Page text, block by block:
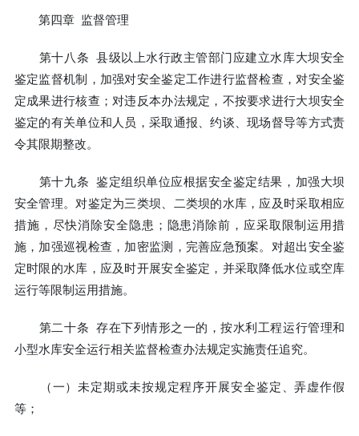
第四章 监督管理
第十八条 县级以上水行政主管部门应建立水库大坝安全
鉴定监督机制，加强对安全鉴定工作进行监督检查，对安全鉴
定成果进行核查；对违反本办法规定，不按要求进行大坝安全
鉴定的有关单位和人员，采取通报、约谈、现场督导等方式责
令其限期整改。
第十九条 鉴定组织单位应根据安全鉴定结果，加强大坝
安全管理。对鉴定为三类坝、二类坝的水库，应及时采取相应
措施，尽快消除安全隐患；隐患消除前，应采取限制运用措
施，加强巡视检查，加密监测，完善应急预案。对超出安全鉴
定时限的水库，应及时开展安全鉴定，并采取降低水位或空库
运行等限制运用措施。
第二十条 存在下列情形之一的，按水利工程运行管理和
小型水库安全运行相关监督检查办法规定实施责任追究。
（一）未定期或未按规定程序开展安全鉴定、弄虚作假
等；